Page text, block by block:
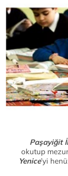
Paşayiğit
okutup
Yenice’yi